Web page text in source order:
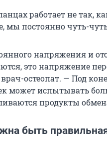
работает не так,
мы постоянно чуть-
напряжения и
это напряжение
остеопат. — Под
может испытывать
продукты
быть